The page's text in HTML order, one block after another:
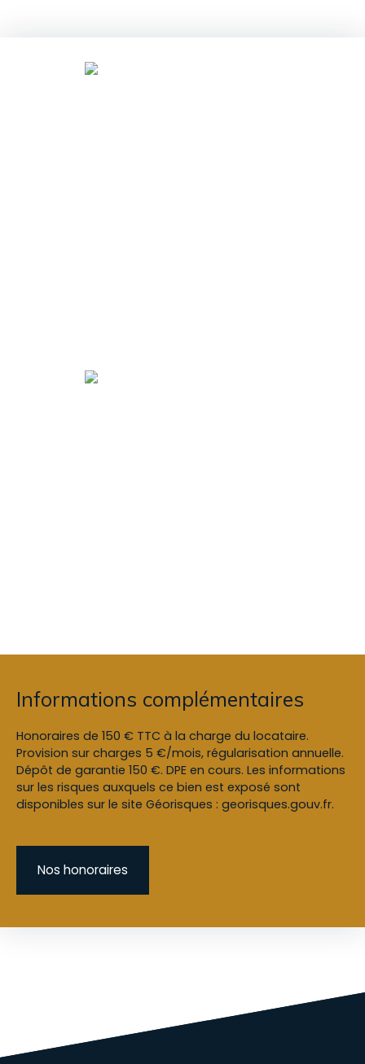
Informations complémentaires
Honoraires de 150 € TTC à la charge du locataire.
Provision sur charges 5 €/mois, régularisation annuelle.
Dépôt de garantie 150 €. DPE en cours. Les informations
sur les risques auxquels ce bien est exposé sont
disponibles sur le site Géorisques : georisques.gouv.fr.
Nos honoraires